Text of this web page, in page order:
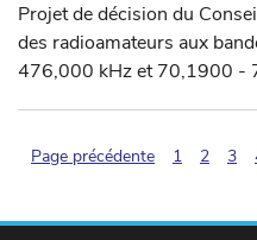
Projet de décision du
des radioamateurs aux
476,000 kHz et 70,1900 -
Page précédente 1 2 3